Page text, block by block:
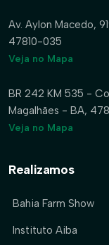
Av. Aylon Macedo,
47810-035
Veja no Mapa
BR 242 KM 535 -
Magalhães - BA,
Veja no Mapa
Realizamos
Bahia Farm Show
Instituto Aiba